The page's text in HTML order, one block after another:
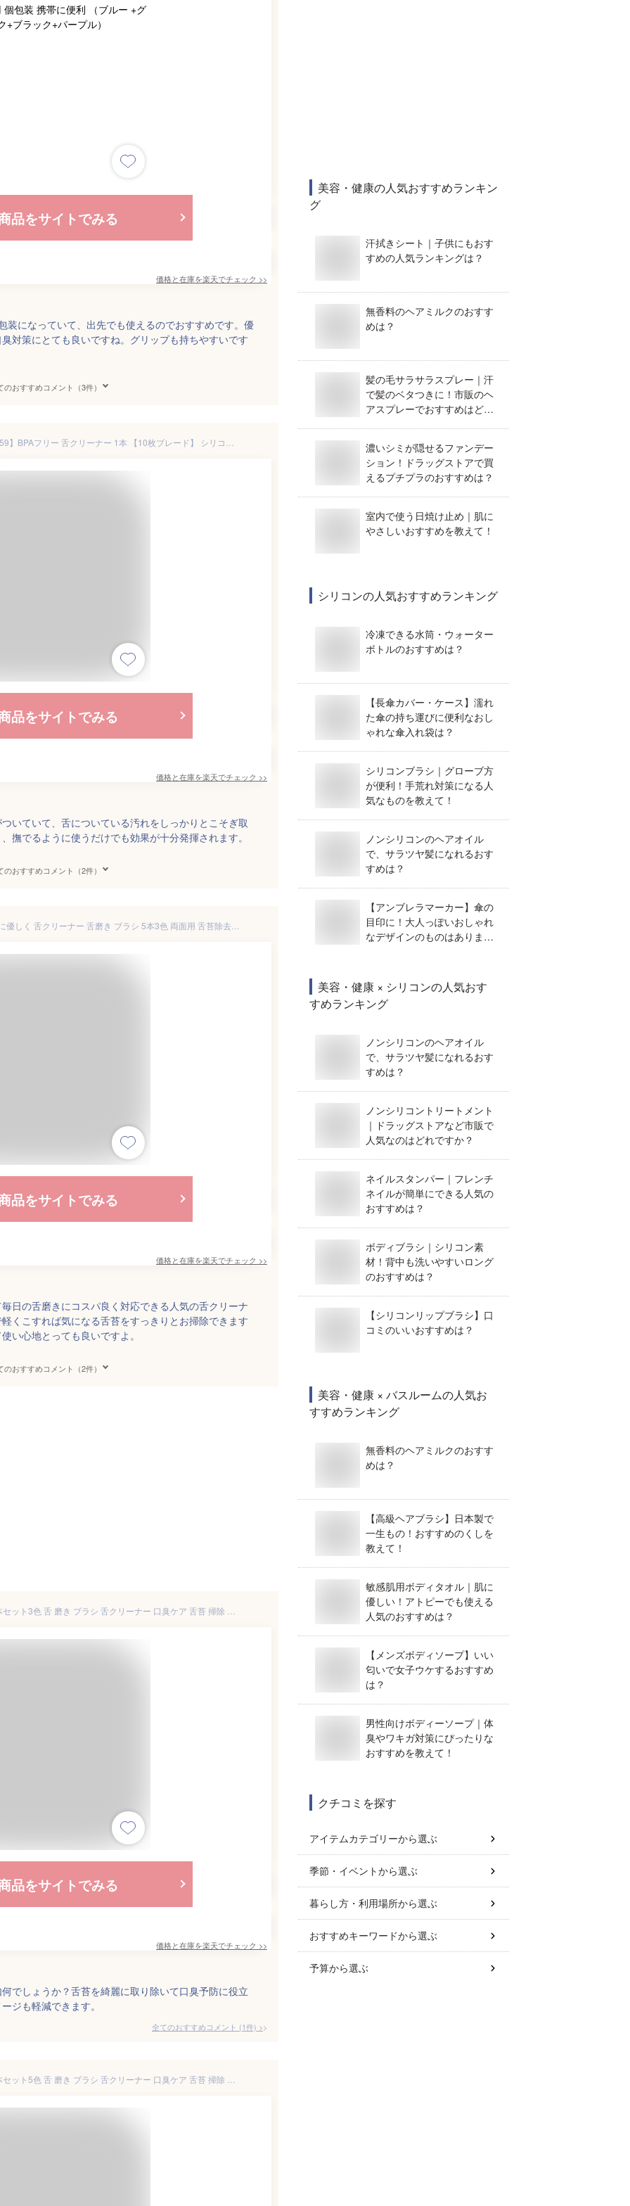
品をサイトでみる
価格と在庫を楽天でチェック >>
装になっていて、出先でも使えるのでおすすめです。優
対策にとても良いですね。グリップも持ちやすいです
のおすすめコメント（3件）
品をサイトでみる
価格と在庫を楽天でチェック >>
いていて、舌についている汚れをしっかりとこそぎ取
撫でるように使うだけでも効果が十分発揮されます。
のおすすめコメント（2件）
品をサイトでみる
価格と在庫を楽天でチェック >>
日の舌磨きにコスパ良く対応できる人気の舌クリーナ
くこすれば気になる舌苔をすっきりとお掃除できます
い心地とっても良いですよ。
のおすすめコメント（2件）
品をサイトでみる
価格と在庫を楽天でチェック >>
でしょうか？舌苔を綺麗に取り除いて口臭予防に役立
ジも軽減できます。
全てのおすすめコメント (1件) >
美容・健康の人気おすすめランキン
グ
汗拭きシート｜子供にもおす
すめの人気ランキングは？
無香料のヘアミルクのおすす
めは？
髪の毛サラサラスプレー｜汗
で髪のベタつきに！市販のヘ
アスプレーでおすすめはど
濃いシミが隠せるファンデー
ション！ドラッグストアで買
えるプチプラのおすすめは？
室内で使う日焼け止め｜肌に
やさしいおすすめを教えて！
シリコンの人気おすすめランキング
冷凍できる水筒・ウォーター
ボトルのおすすめは？
【長傘カバー・ケース】濡れ
た傘の持ち運びに便利なおし
ゃれな傘入れ袋は？
シリコンブラシ｜グローブ方
が便利！手荒れ対策になる人
気なものを教えて！
ノンシリコンのヘアオイル
で、サラツヤ髪になれるおす
すめは？
【アンブレラマーカー】傘の
目印に！大人っぽいおしゃれ
なデザインのものはありませ
美容・健康 × シリコンの人気おす
すめランキング
ノンシリコンのヘアオイル
で、サラツヤ髪になれるおす
すめは？
ノンシリコントリートメント
｜ドラッグストアなど市販で
人気なのはどれですか？
ネイルスタンパー｜フレンチ
ネイルが簡単にできる人気の
おすすめは？
ボディブラシ｜シリコン素
材！背中も洗いやすいロング
のおすすめは？
【シリコンリップブラシ】口
コミのいいおすすめは？
美容・健康 × バスルームの人気お
すすめランキング
無香料のヘアミルクのおすす
めは？
【高級ヘアブラシ】日本製で
一生もの！おすすめのくしを
教えて！
敏感肌用ボディタオル｜肌に
優しい！アトピーでも使える
人気のおすすめは？
【メンズボディソープ】いい
匂いで女子ウケするおすすめ
は？
男性向けボディーソープ｜体
臭やワキガ対策にぴったりな
おすすめを教えて！
クチコミを探す
アイテムカテゴリーから選ぶ
季節・イベントから選ぶ
暮らし方・利用場所から選ぶ
おすすめキーワードから選ぶ
予算から選ぶ